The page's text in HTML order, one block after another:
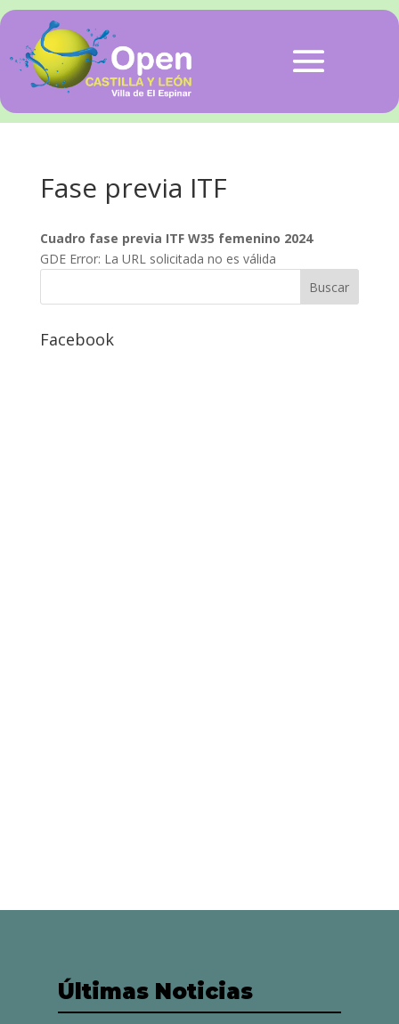
Fase previa ITF
Cuadro fase previa ITF W35 femenino 2024
GDE Error: La URL solicitada no es válida
Facebook
Últimas Noticias